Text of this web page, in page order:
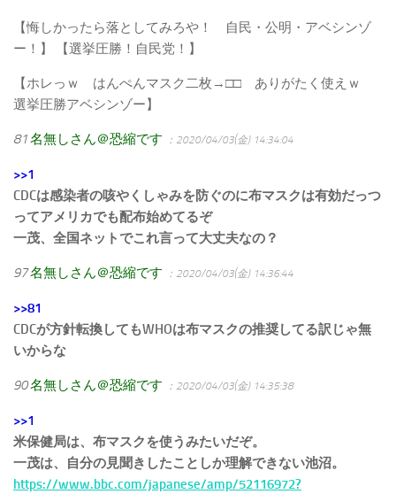
【悔しかったら落としてみろや！ 自民・公明・アベシンゾ
ー！】 【選挙圧勝！自民党！】
【ホレっｗ はんぺんマスク二枚→□□ ありがたく使えｗ
選挙圧勝アベシンゾー】
81名無しさん＠恐縮です ：2020/04/03(金) 14:34:04
>>1
CDCは感染者の咳やくしゃみを防ぐのに布マスクは有効だっつ
ってアメリカでも配布始めてるぞ
一茂、全国ネットでこれ言って大丈夫なの？
97名無しさん＠恐縮です ：2020/04/03(金) 14:36:44
>>81
CDCが方針転換してもWHOは布マスクの推奨してる訳じゃ無
いからな
90名無しさん＠恐縮です ：2020/04/03(金) 14:35:38
>>1
米保健局は、布マスクを使うみたいだぞ。
一茂は、自分の見聞きしたことしか理解できない池沼。
https://www.bbc.com/japanese/amp/52116972?